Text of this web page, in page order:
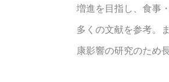
増進を目指し、食事
多くの文献を参考。
康影響の研究のため